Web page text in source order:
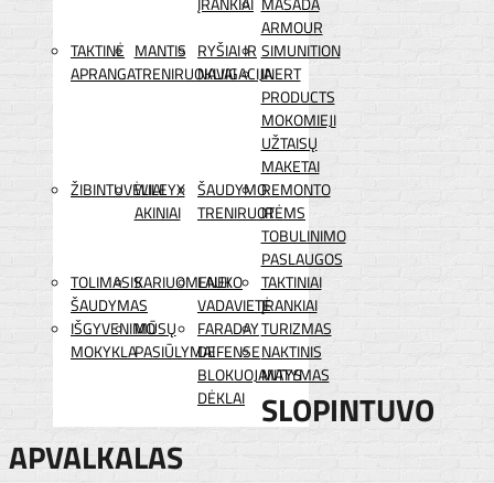
ARMOUR
TAKTINĖ
APRANGA
MANTIS
TRENIRUOKLIAI
RYŠIAI IR
NAVIGACIJA
SIMUNITION
INERT
PRODUCTS
MOKOMIEJI
UŽTAISŲ
MAKETAI
ŽIBINTUVĖLIAI
WILEYX
AKINIAI
ŠAUDYMO
TRENIRUOTĖMS
REMONTO
IR
TOBULINIMO
PASLAUGOS
TOLIMASIS
ŠAUDYMAS
KARIUOMENEI
LAUKO
VADAVIETĖ
TAKTINIAI
ĮRANKIAI
IŠGYVENIMO
MOKYKLA
MŪSŲ
PASIŪLYMAI
FARADAY
DEFENSE
BLOKUOJANTYS
DĖKLAI
TURIZMAS
NAKTINIS
MATYMAS
SLOPINTUVO
APVALKALAS